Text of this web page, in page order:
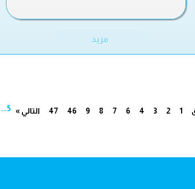
مزيد
1
2
3
4
5 6
7
8
9
... 46
47 التالي »